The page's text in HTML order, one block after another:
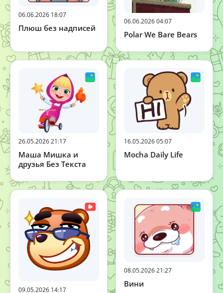
06.06.2026 18:07
Плюш без надписей
06.06.2026 04:07
Polar We Bare Bears
26.05.2026 21:17
Маша Мишка и
друзья Без Текста
16.05.2026 05:07
Mocha Daily Life
09.05.2026 14:17
08.05.2026 21:27
Вини